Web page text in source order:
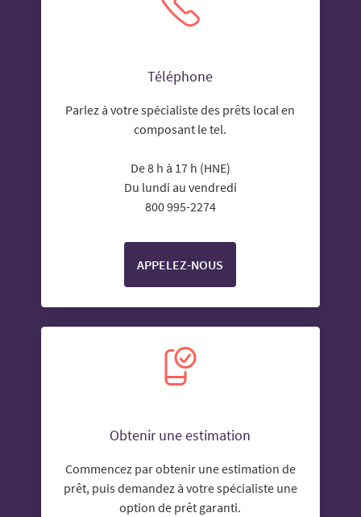
Téléphone
Parlez à votre spécialiste des prêts local en
composant le tel.
De 8 h à 17 h (HNE)
Du lundi au vendredi
800 995-2274
APPELEZ-NOUS
Obtenir une estimation
Commencez par obtenir une estimation de
prêt, puis demandez à votre spécialiste une
option de prêt garanti.